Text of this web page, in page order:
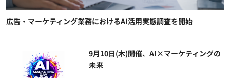
広告・マーケティング業務におけるAI活用実態調査を開始
9月10日(木)開催、AI×マーケティングの
未来